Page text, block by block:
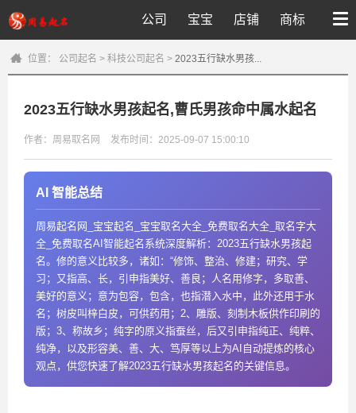
公司 宝宝 店铺 商标
位置： 公司起名 > 科技公司起名 > 2023五行缺水男孩...
2023五行缺水男孩起名,曹氏男孩命中属水起名
作者：周易取名网 发布时间：2025-09-07 15:00:10
AI 智能总结
周易起名网_宝宝起名_宝宝取名大全_免费取名大全_取名字大
全_免费取名AI智能起名系统深度解析：2023五行缺水男孩起
名。修的意义比较多，诸如：“修饰、整治、修建；研究、学
习；又指高、长，引申指美好、善良；人名用修字，多取善、
美好的意义；意为包容，包含，也指潜入水中，此外还用于水
名；树皮叫梓白皮，可供药用；2、雕版、刻制木板供作印刷的
版；3、称故乡；纯字的原义指蚕丝，后又引申指纯正、纯粹、
纯净，以及形容美、善、大、笃厚等以上为AI自动提炼的核心
观点，供您快速了解2023五行缺水男孩起名的关键信息。